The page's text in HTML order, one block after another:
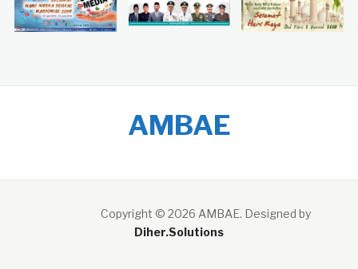
AMBAE
Copyright © 2026 AMBAE. Designed by
Diher.Solutions